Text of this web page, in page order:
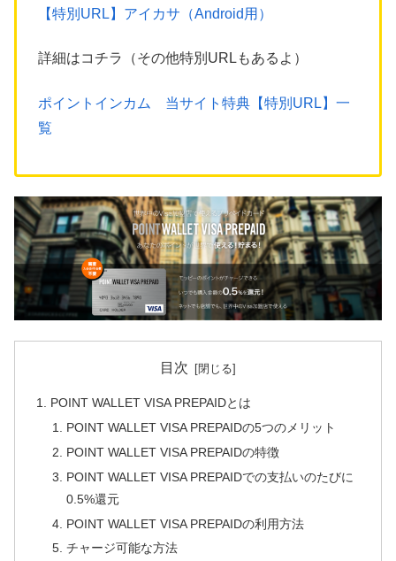
【特別URL】アイカサ（Android用）
詳細はコチラ（その他特別URLもあるよ）
ポイントインカム 当サイト特典【特別URL】一
覧
目次
POINT WALLET VISA PREPAIDとは
POINT WALLET VISA PREPAIDの5つのメリット
POINT WALLET VISA PREPAIDの特徴
POINT WALLET VISA PREPAIDでの支払いのたびに
0.5%還元
POINT WALLET VISA PREPAIDの利用方法
チャージ可能な方法